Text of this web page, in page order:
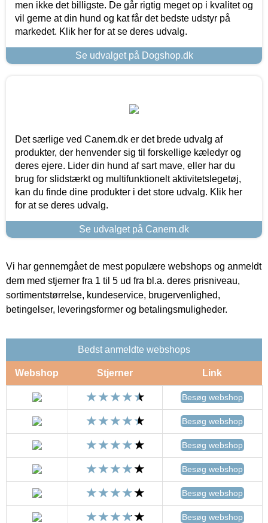
men ikke det billigste. De går rigtig meget op i kvalitet og
vil gerne at din hund og kat får det bedste udstyr på
markedet. Klik her for at se deres udvalg.
Se udvalget på Dogshop.dk
Det særlige ved Canem.dk er det brede udvalg af
produkter, der henvender sig til forskellige kæledyr og
deres ejere. Lider din hund af sart mave, eller har du
brug for slidstærkt og multifunktionelt aktivitetslegetøj,
kan du finde dine produkter i det store udvalg. Klik her
for at se deres udvalg.
Se udvalget på Canem.dk
Vi har gennemgået de mest populære webshops og anmeldt
dem med stjerner fra 1 til 5 ud fra bl.a. deres prisniveau,
sortimentstørrelse, kundeservice, brugervenlighed,
betingelser, leveringsformer og betalingsmuligheder.
Bedst anmeldte webshops
Webshop Stjerner Link
Besøg webshop
Besøg webshop
Besøg webshop
Besøg webshop
Besøg webshop
Besøg webshop